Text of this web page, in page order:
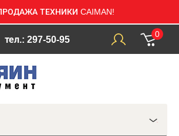
ТЕХНИКИ CAIMAN!
тел.: 297-50-95
0